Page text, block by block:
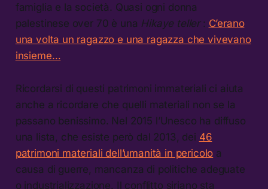
famiglia e la società. Quasi ogni donna
palestinese over 70 è una Hikaye teller : C’erano
una volta un ragazzo e una ragazza che vivevano
insieme…
Ricordarsi di questi patrimoni immateriali ci aiuta
anche a ricordare che quelli materiali non se la
passano benissimo. Nel 2015 l’Unesco ha diffuso
una lista, che esiste però dal 2013, dei 46
patrimoni materiali dell’umanità in pericolo a
causa di guerre, mancanza di politiche adeguate
o industrializzazione. Il conflitto siriano sta